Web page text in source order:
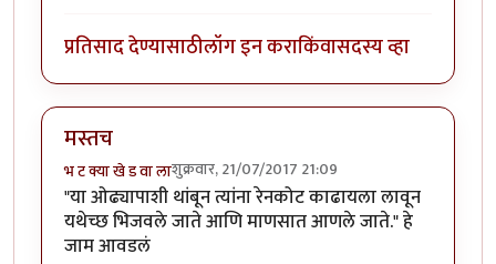
प्रतिसाद देण्यासाठीलॉग इन कराकिंवासदस्य व्हा
मस्तच
भ ट क्या खे ड वा लाशुक्रवार, 21/07/2017 21:09
"या ओढ्यापाशी थांबून त्यांना रेनकोट काढायला लावून
यथेच्छ भिजवले जाते आणि माणसात आणले जाते." हे
जाम आवडलं